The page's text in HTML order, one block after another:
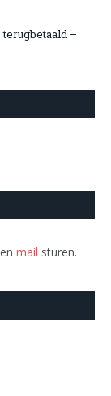
terugbetaald –
mail sturen.